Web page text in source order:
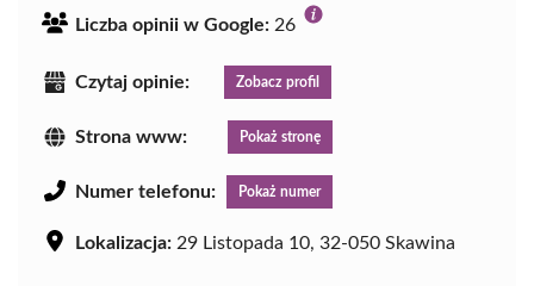
Liczba opinii w Google: 26
Czytaj opinie: Zobacz profil
Strona www: Pokaż stronę
Numer telefonu: Pokaż numer
Lokalizacja: 29 Listopada 10, 32-050 Skawina